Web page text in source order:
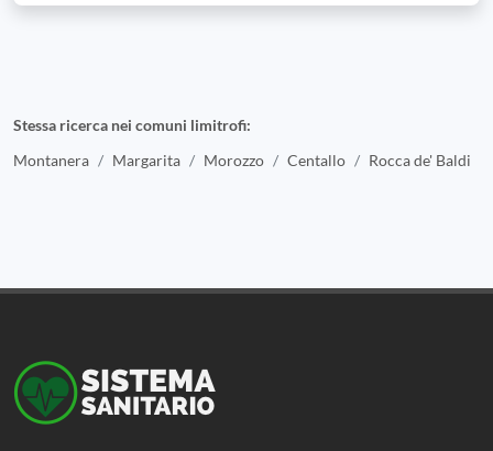
Stessa ricerca nei comuni limitrofi:
Montanera
Margarita Morozzo Centallo Rocca de' Baldi